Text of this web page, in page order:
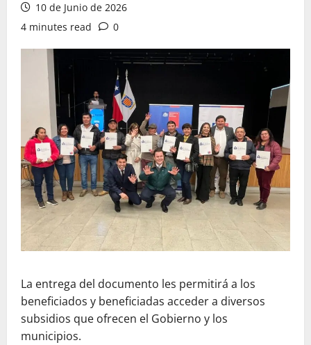
10 de Junio de 2026
4 minutes read
0
La entrega del documento les permitirá a los
beneficiados y beneficiadas acceder a diversos
subsidios que ofrecen el Gobierno y los
municipios.